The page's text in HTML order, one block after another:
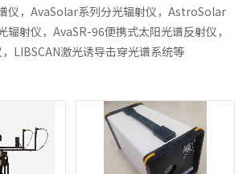
仪，AvaSolar系列分光辐射仪，AstroSolar
辐射仪，AvaSR-96便携式太阳光谱反射仪，
LIBSCAN激光诱导击穿光谱系统等